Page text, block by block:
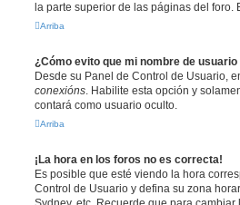
la parte superior de las páginas del
Arriba
¿Cómo evito que mi nombre de
Desde su Panel de Control de Usuario,
conexións. Habilite esta opción y
contará como usuario oculto.
Arriba
¡La hora en los foros no es correcta!
Es posible que esté viendo la hora
Control de Usuario y defina su zona